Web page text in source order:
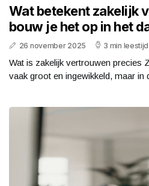
Wat betekent zakelijk
bouw je het op in het
26 november 2025 3 min leestijd
Wat is zakelijk vertrouwen precies
vaak groot en ingewikkeld, maar in